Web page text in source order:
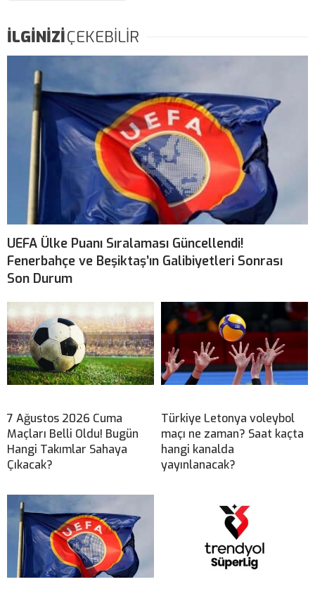
İLGİNİZİÇEKEBİLİR
UEFA Ülke Puanı Sıralaması Güncellendi!
Fenerbahçe ve Beşiktaş’ın Galibiyetleri Sonrası
Son Durum
7 Ağustos 2026 Cuma
Maçları Belli Oldu! Bugün
Hangi Takımlar Sahaya
Çıkacak?
Türkiye Letonya voleybol
maçı ne zaman? Saat kaçta
hangi kanalda
yayınlanacak?